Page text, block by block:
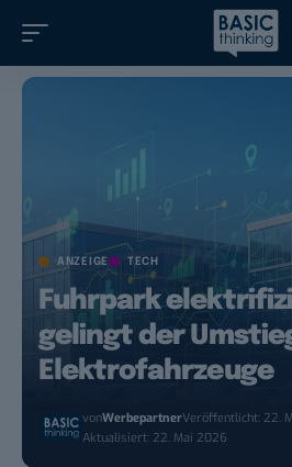
ANZEIGE TECH
Fuhrpark
gelingt der
Elektrofahrzeuge
vonWerbepartnerVeröffentlicht: 22.
Aktualisiert: 22. Mai 2026